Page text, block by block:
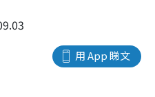
用 App 睇文